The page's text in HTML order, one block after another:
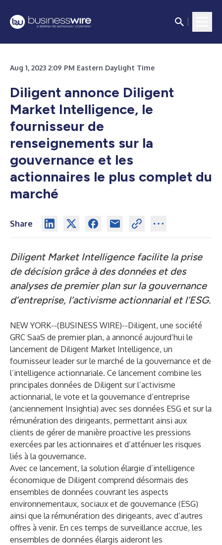
Aug 1, 2023 2:09 PM Eastern Daylight Time
Diligent annonce Diligent
Market Intelligence, le
fournisseur de
renseignements sur la
gouvernance et les
actionnaires le plus complet du
marché
Share
Diligent Market Intelligence facilite la prise
de décision grâce à des données et des
analyses de premier plan sur la gouvernance
d’entreprise, l’activisme actionnarial et l’ESG.
NEW YORK--(BUSINESS WIRE)--Diligent, une société
GRC SaaS de premier plan, a annoncé aujourd’hui le
lancement de Diligent Market Intelligence, un
fournisseur leader sur le marché de la gouvernance et de
l’intelligence actionnariale. Ce lancement combine les
principales données de Diligent sur l’activisme
actionnarial, le vote et la gouvernance d’entreprise
(anciennement Insightia) avec ses données ESG et sur la
rémunération des dirigeants, permettant ainsi aux
clients de gérer de manière proactive les pressions
exercées par les actionnaires et d’atténuer les risques
liés à la gouvernance.
Avec ce lancement, la solution élargie d’intelligence
économique de Diligent comprend désormais des
ensembles de données couvrant les aspects
environnementaux, sociaux et de gouvernance (ESG)
ainsi que la rémunération des dirigeants, avec d’autres
offres à venir. En ces temps de surveillance accrue, les
ensembles de données élargis aideront les